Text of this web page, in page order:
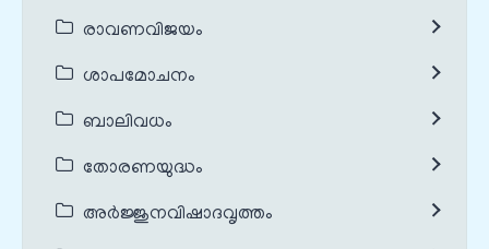
രാവണവിജയം
ശാപമോചനം
ബാലിവധം
തോരണയുദ്ധം
അർജ്ജുനവിഷാദവൃത്തം